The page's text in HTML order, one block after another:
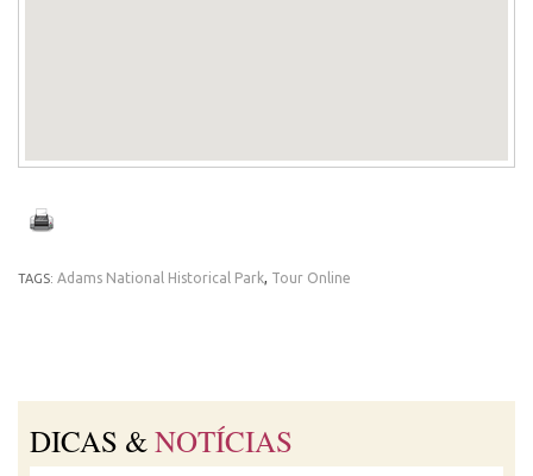
TAGS: Adams National Historical Park, Tour Online
DICAS &NOTÍCIAS